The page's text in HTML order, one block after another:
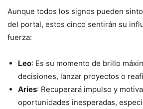
Aunque todos los signos pueden
del portal, estos cinco sentirán su
fuerza:
Leo: Es su momento de brillo
decisiones, lanzar proyectos o
Aries: Recuperará impulso y
oportunidades inesperadas,